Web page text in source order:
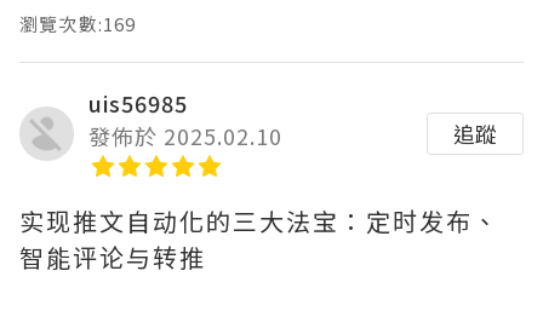
瀏覽次數:169
uis56985
發佈於 2025.02.10
追蹤
实现推文自动化的三大法宝：定时发布、
智能评论与转推